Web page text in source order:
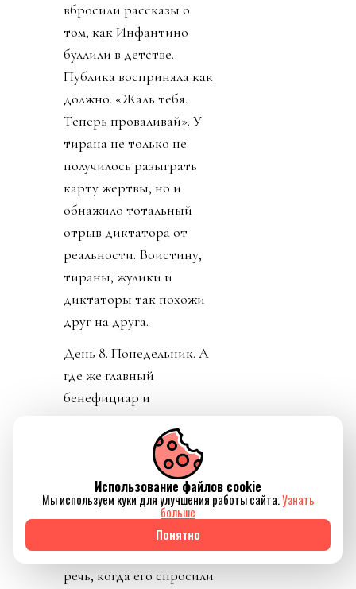
вбросили рассказы о
том, как Инфантино
буллили в детстве.
Публика восприняла как
должно. «Жаль тебя.
Теперь проваливай». У
тирана не только не
получилось разыграть
карту жертвы, но и
обнажило тотальный
отрыв диктатора от
реальности. Воистину,
тираны, жулики и
диктаторы так похожи
друг на друга.
День 8. Понедельник. А
где же главный
бенефициар и
ФИФА? А он не
отвечает на звонки. А на
пресс-конференции
заседатель в белом доме
срочно перестал
понимать, о ком идет
речь, когда его спросили
Использование файлов cookie
Мы используем куки для улучшения работы сайта.Узнать
больше
Понятно